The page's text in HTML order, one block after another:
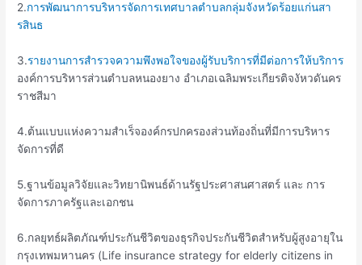
2.การพัฒนาการบริหารจัดการเทศบาลตำบลกลุ่มจังหวัดร้อยแก่นสา
รสินธ
3.รายงานการสำรวจความพึงพอใจของผู้รับบริการที่มีต่อการให้บริการ
องค์การบริหารส่วนตำบลหนองยาง อำเภอเฉลิมพระเกียรติจงัหวดันคร
ราชสีมา
4.ต้นแบบแห่งความสำเร็จองค์กรปกครองส่วนท้องถิ่นที่มีการบริหาร
จัดการที่ดี
5.ฐานข้อมูลวิจัยและวิทยานิพนธ์ด้านรัฐประศาสนศาสตร์ และ การ
จัดการภาครัฐและเอกชน
6.กลยุทธ์ผลิตภัณฑ์ประกันชีวิตของธุรกิจประกันชีวิตสำหรับผู้สูงอายุใน
กรุงเทพมหานคร (Life insurance strategy for elderly citizens in